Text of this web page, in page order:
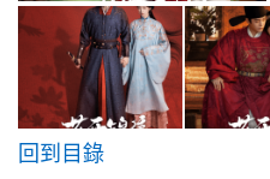
回到目錄